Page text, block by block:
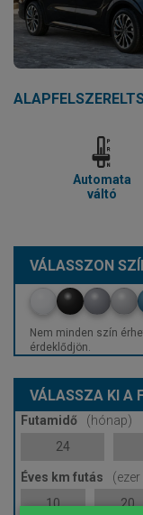
Automata
váltó
VÁLASSZON
Nem minden szín
érdeklődjön.
VÁLASSZA KI A
Futamidő
(hónap)
24
Éves km futás
10
20